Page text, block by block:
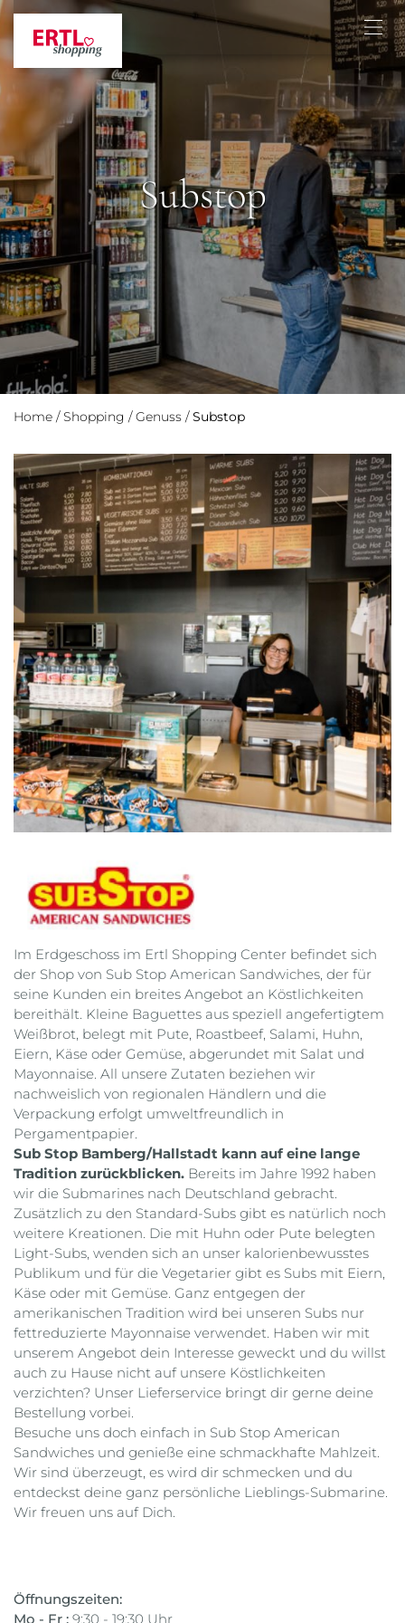
Substop
Home / Shopping / Genuss / Substop
Im Erdgeschoss im Ertl Shopping Center befindet sich
der Shop von Sub Stop American Sandwiches, der für
seine Kunden ein breites Angebot an Köstlichkeiten
bereithält. Kleine Baguettes aus speziell angefertigtem
Weißbrot, belegt mit Pute, Roastbeef, Salami, Huhn,
Eiern, Käse oder Gemüse, abgerundet mit Salat und
Mayonnaise. All unsere Zutaten beziehen wir
nachweislich von regionalen Händlern und die
Verpackung erfolgt umweltfreundlich in
Pergamentpapier.
Sub Stop Bamberg/Hallstadt kann auf eine lange
Tradition zurückblicken. Bereits im Jahre 1992 haben
wir die Submarines nach Deutschland gebracht.
Zusätzlich zu den Standard-Subs gibt es natürlich noch
weitere Kreationen. Die mit Huhn oder Pute belegten
Light-Subs, wenden sich an unser kalorienbewusstes
Publikum und für die Vegetarier gibt es Subs mit Eiern,
Käse oder mit Gemüse. Ganz entgegen der
amerikanischen Tradition wird bei unseren Subs nur
fettreduzierte Mayonnaise verwendet. Haben wir mit
unserem Angebot dein Interesse geweckt und du willst
auch zu Hause nicht auf unsere Köstlichkeiten
verzichten? Unser Lieferservice bringt dir gerne deine
Bestellung vorbei.
Besuche uns doch einfach in Sub Stop American
Sandwiches und genieße eine schmackhafte Mahlzeit.
Wir sind überzeugt, es wird dir schmecken und du
entdeckst deine ganz persönliche Lieblings-Submarine.
Wir freuen uns auf Dich.
Öffnungszeiten:
Mo - Fr : 9:30 - 19:30 Uhr